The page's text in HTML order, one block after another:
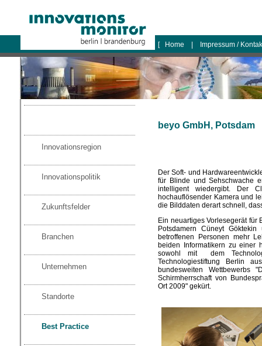
logo
[ Home Impressum /
Innovationsregion
Innovationspolitik
Zukunftsfelder
Branchen
Unternehmen
Standorte
Best Practice
beyo GmbH, Potsdam
Der Soft- und
für Blinde und Sehschwache
intelligent wiedergibt. Der
hochauflösender Kamera und
die Bilddaten derart schnell,
Ein neuartiges Vorlesegerät
Potsdamern Cüneyt
betroffenen Personen mehr
beiden Informatikern zu einer
sowohl mit dem
Technologiestiftung Berlin
bundesweiten Wettbewerbs
Schirmherrschaft von
Ort 2009" gekürt.